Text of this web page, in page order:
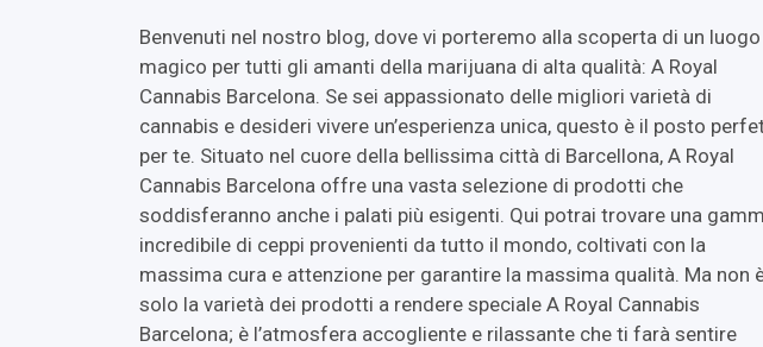
Benvenuti nel nostro blog, dove vi porteremo alla scoperta di un luogo
magico per tutti gli amanti della marijuana di alta qualità: A Royal
Cannabis Barcelona. Se sei appassionato delle migliori varietà di
cannabis e desideri vivere un’esperienza unica, questo è il posto
per te. Situato nel cuore della bellissima città di Barcellona, A Royal
Cannabis Barcelona offre una vasta selezione di prodotti che
soddisferanno anche i palati più esigenti. Qui potrai trovare una
incredibile di ceppi provenienti da tutto il mondo, coltivati con la
massima cura e attenzione per garantire la massima qualità. Ma non
solo la varietà dei prodotti a rendere speciale A Royal Cannabis
Barcelona; è l’atmosfera accogliente e rilassante che ti farà sentire